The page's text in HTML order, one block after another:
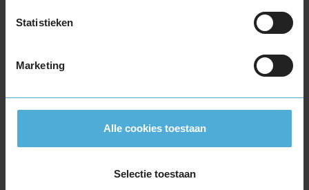
Statistieken
Marketing
Alle cookies toestaan
Selectie toestaan
Ze in goed
Geluid
8,0
Grip
8,0